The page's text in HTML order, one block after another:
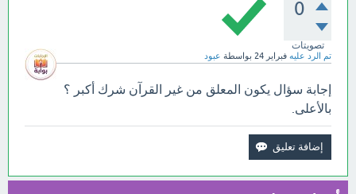
0
تصويتات
تم الرد عليه فبراير 24 بواسطة عبود
إجابة سؤال يكون المعلق من غير القرآن شرك أكبر ؟
بالأعلى.